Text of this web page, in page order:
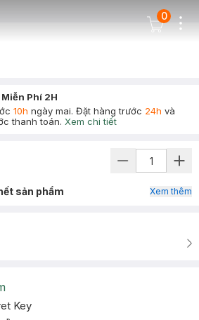
Cart Icon
0
Phí 2H
10h ngày mai. Đặt hàng trước 24h và
thanh toán. Xem chi tiết
sản phẩm Xem thêm
Key